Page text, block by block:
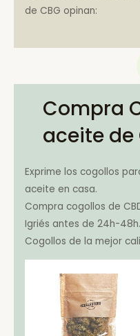
de CBG opinan:
Compra
aceite de
Exprime los cogollos
aceite en casa.
Compra cogollos de
Igriés antes de 24h-48h.
Cogollos de la mejor